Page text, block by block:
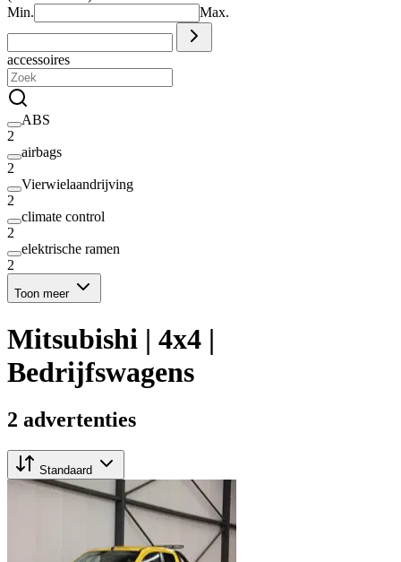
Min.
Max.
accessoires
ABS
2
airbags
2
Vierwielaandrijving
2
climate control
2
elektrische ramen
2
Toon meer
Mitsubishi | 4x4 |
Bedrijfswagens
2 advertenties
Standaard